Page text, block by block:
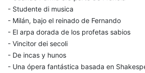
- Studente di musica
- Milán, bajo el reinado de Fernando
- El arpa dorada de los profetas sabios
- Vincitor dei secoli
- De incas y hunos
- Una ópera fantástica basada en